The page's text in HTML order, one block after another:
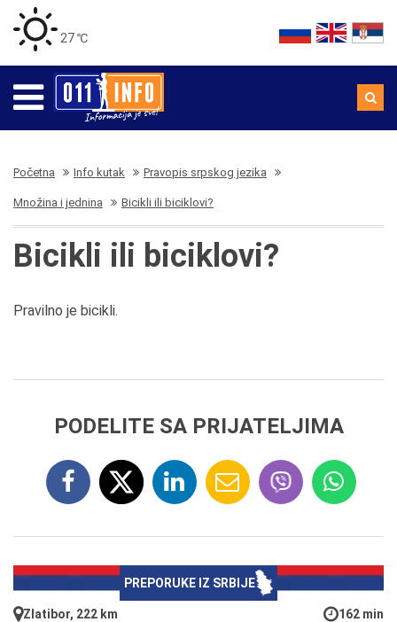
27 ℃
Početna Info kutak Pravopis srpskog jezika
Množina i jednina Bicikli ili biciklovi?
Bicikli ili biciklovi?
Pravilno je bicikli.
PODELITE SA PRIJATELJIMA
PREPORUKE IZ SRBIJE
Zlatibor, 222 km 162 min